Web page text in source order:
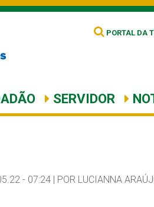
PORTAL DA
SERVIDOR
- 07:24 | POR LUCIANNA